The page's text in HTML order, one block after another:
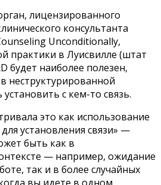
лицензированного
консультанта
Unconditionally,
практики в Луисвилле (штат
будет наиболее полезен,
неструктурированной
с кем-то связь.
это как использование
установления связи» —
быть как в
— например, ожидание
так и в более случайных